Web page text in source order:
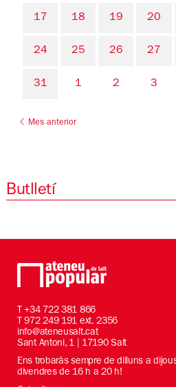
17 18 19 20
24 25 26 27
31 1 2 3
Mes anterior
Butlletí
T+34 722 381 866
T 972 249 191 ext. 2356
info@ateneusalt.cat
Sant Antoni, 1 | 17190 Salt
Ens trobaràs sempre de dilluns a
divendres de 16 h a 20 h!